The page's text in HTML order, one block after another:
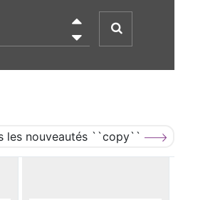

les nouveautés ``copy``